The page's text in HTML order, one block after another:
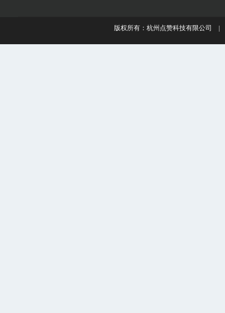
版权所有：杭州点赞科技有限公司